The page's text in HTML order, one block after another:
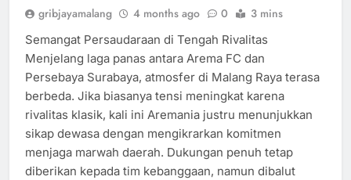
gribjayamalang 4 months ago 0 3 mins
Semangat Persaudaraan di Tengah Rivalitas
Menjelang laga panas antara Arema FC dan
Persebaya Surabaya, atmosfer di Malang Raya terasa
berbeda. Jika biasanya tensi meningkat karena
rivalitas klasik, kali ini Aremania justru menunjukkan
sikap dewasa dengan mengikrarkan komitmen
menjaga marwah daerah. Dukungan penuh tetap
diberikan kepada tim kebanggaan, namun dibalut